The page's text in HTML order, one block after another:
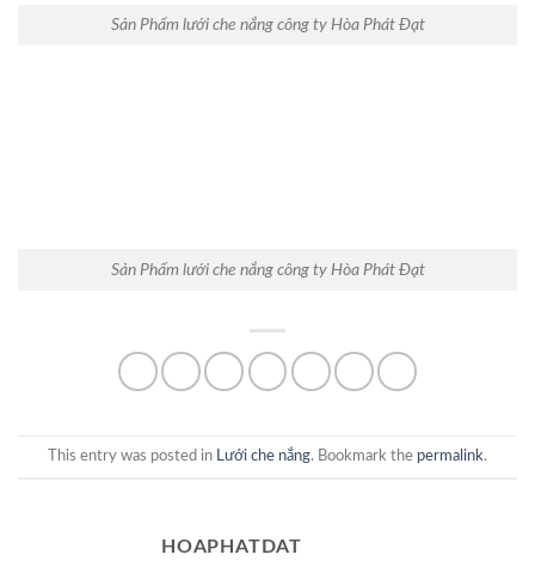
Sản Phẩm lưới che nắng công ty Hòa Phát Đạt
Sản Phẩm lưới che nắng công ty Hòa Phát Đạt
This entry was posted in Lưới che nắng. Bookmark the permalink.
HOAPHATDAT